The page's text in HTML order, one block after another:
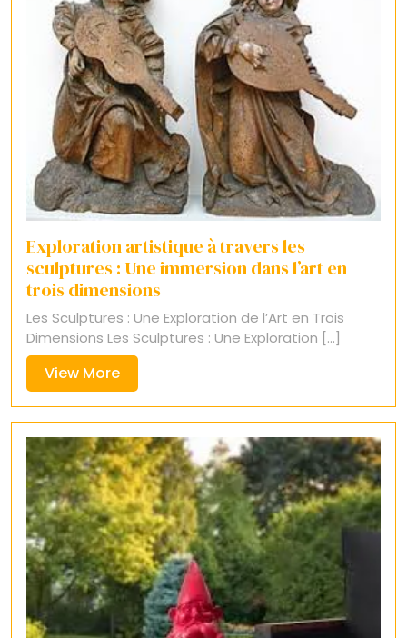
Exploration artistique à travers les
sculptures : Une immersion dans l’art en
trois dimensions
Les Sculptures : Une Exploration de l’Art en Trois
Dimensions Les Sculptures : Une Exploration [...]
View MoreView
More